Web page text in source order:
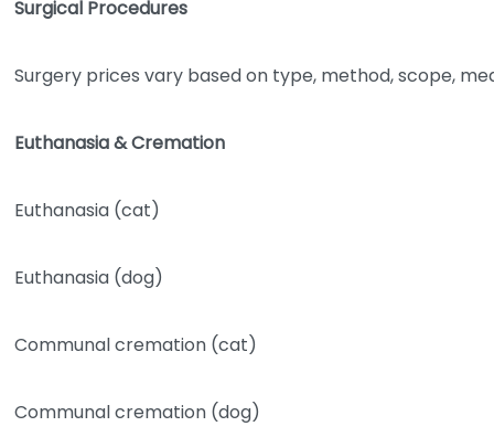
Surgical Procedures
Surgery prices vary based on type, method, scope,
Euthanasia & Cremation
Euthanasia (cat)
Euthanasia (dog)
Communal cremation (cat)
Communal cremation (dog)